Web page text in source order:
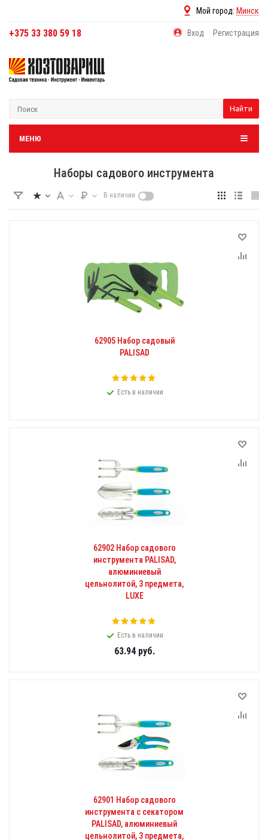
Мой город: Минск
+375 33 380 59 18 Вход Регистрация
Найти
МЕНЮ
Наборы садового инструмента
В наличии
62905 Набор садовый
PALISAD
Есть в наличии
62902 Набор садового
инструмента PALISAD,
алюминиевый
цельнолитой, 3 предмета,
LUXE
Есть в наличии
63.94руб.
62901 Набор садового
инструмента с секатором
PALISAD, алюминиевый
цельнолитой, 3 предмета,